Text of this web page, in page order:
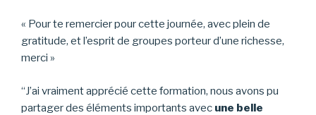
« Pour te remercier pour cette journée, avec plein de
gratitude, et l’esprit de groupes porteur d’une richesse,
merci »
“J’ai vraiment apprécié cette formation, nous avons pu
partager des éléments importants avec une belle